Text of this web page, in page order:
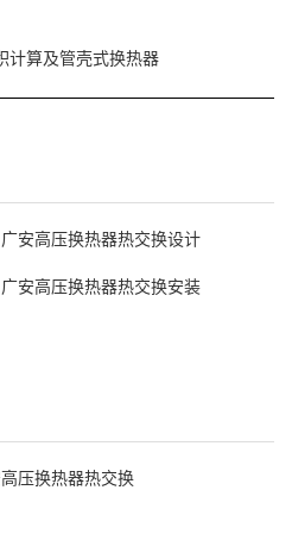
计算及管壳式换热器
广安高压换热器热交换设计
广安高压换热器热交换安装
压换热器热交换